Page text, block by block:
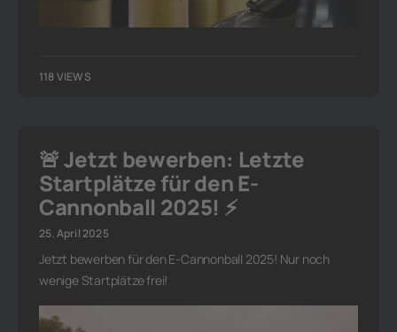
118 VIEWS
🚨 Jetzt bewerben: Letzte
Startplätze für den E-
Cannonball 2025! ⚡️
25. April 2025
Jetzt bewerben für den E-Cannonball 2025! Nur noch
wenige Startplätze frei!